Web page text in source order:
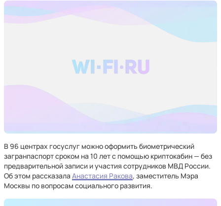
В 96 центрах госуслуг можно оформить биометрический
загранпаспорт сроком на 10 лет с помощью криптокабин — без
предварительной записи и участия сотрудников МВД России.
Об этом рассказала Анастасия Ракова, заместитель Мэра
Москвы по вопросам социального развития.